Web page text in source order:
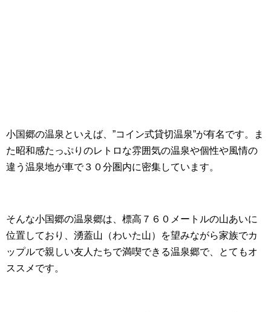
小国郷の温泉といえば、”コイン式貸切温泉”が有名です。ま
た昭和感たっぷりのレトロな雰囲気の温泉や個性や風情の
違う温泉地が車で３０分圏内に密集しています。
そんな小国郷の温泉郷は、標高７６０メートルの山あいに
位置しており、湧蓋山（わいた山）を望みながら家族でカ
ップルで親しい友人たちで満喫できる温泉郷で、とてもオ
ススメです。